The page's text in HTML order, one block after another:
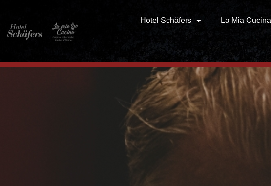
Hotel Schäfers La Mia Cucina